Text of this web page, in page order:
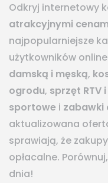
Odkryj internetowy
atrakcyjnymi
najpopularniejsze
użytkowników
damską i męską,
ogrodu, sprzęt RTV i
sportowe i zabawki
aktualizowana
sprawiają, że
opłacalne.
dnia!